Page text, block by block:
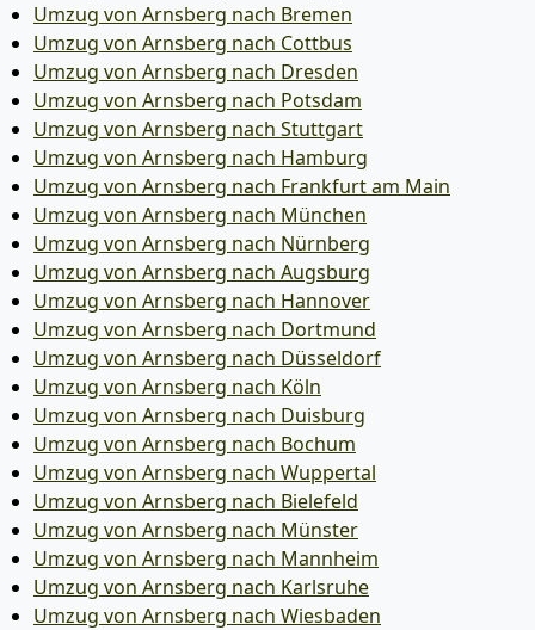
Umzug von Arnsberg nach Bremen
Umzug von Arnsberg nach Cottbus
Umzug von Arnsberg nach Dresden
Umzug von Arnsberg nach Potsdam
Umzug von Arnsberg nach Stuttgart
Umzug von Arnsberg nach Hamburg
Umzug von Arnsberg nach Frankfurt am Main
Umzug von Arnsberg nach München
Umzug von Arnsberg nach Nürnberg
Umzug von Arnsberg nach Augsburg
Umzug von Arnsberg nach Hannover
Umzug von Arnsberg nach Dortmund
Umzug von Arnsberg nach Düsseldorf
Umzug von Arnsberg nach Köln
Umzug von Arnsberg nach Duisburg
Umzug von Arnsberg nach Bochum
Umzug von Arnsberg nach Wuppertal
Umzug von Arnsberg nach Bielefeld
Umzug von Arnsberg nach Münster
Umzug von Arnsberg nach Mannheim
Umzug von Arnsberg nach Karlsruhe
Umzug von Arnsberg nach Wiesbaden